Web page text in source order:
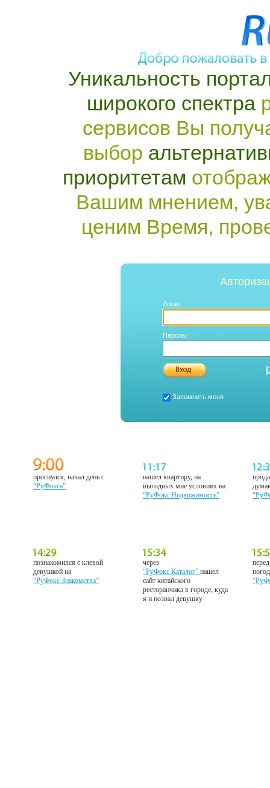
Уникальность
широкого спектра
сервисов Вы
выбор
приоритетам
Вашим мнением,
ценим Время,
Логин:
Пароль:
Запомнить меня
проснулся, начал день с
“РуФокса”
нашел квартиру, на
выгодных мне условиях на
“РуФокс Недвижимость”
познакомился с клевой
девушкой на
“РуФокс Знакомства”
через
“РуФокс Каталог”нашел
сайт китайского
ресторанчика в городе, куда
я и позвал девушку